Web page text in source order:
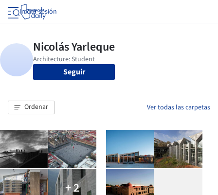
Iniciar sesión
Seguir
Ordenar Ver todas las carpetas
+ 2